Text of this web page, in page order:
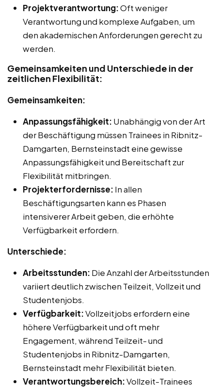
Projektverantwortung:Oft weniger
Verantwortung und komplexe Aufgaben, um
den akademischen Anforderungen gerecht zu
werden.
Gemeinsamkeiten und Unterschiede in der
zeitlichen Flexibilität:
Gemeinsamkeiten:
Anpassungsfähigkeit: Unabhängig von der Art
der Beschäftigung müssen Trainees in Ribnitz-
Damgarten, Bernsteinstadt eine gewisse
Anpassungsfähigkeit und Bereitschaft zur
Flexibilität mitbringen.
Projekterfordernisse: In allen
Beschäftigungsarten kann es Phasen
intensiverer Arbeit geben, die erhöhte
Verfügbarkeit erfordern.
Unterschiede:
Arbeitsstunden: Die Anzahl der Arbeitsstunden
variiert deutlich zwischen Teilzeit, Vollzeit und
Studentenjobs.
Verfügbarkeit:Vollzeitjobs erfordern eine
höhere Verfügbarkeit und oft mehr
Engagement, während Teilzeit- und
Studentenjobs in Ribnitz-Damgarten,
Bernsteinstadt mehr Flexibilität bieten.
Verantwortungsbereich:Vollzeit-Trainees